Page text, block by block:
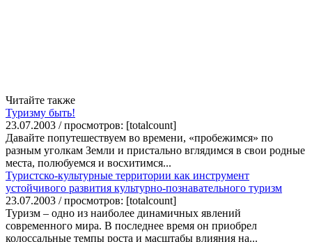
Читайте также
Туризму быть!
23.07.2003 / просмотров: [totalcount]
Давайте попутешествуем во времени, «пробежимся» по
разным уголкам Земли и пристально вглядимся в свои родные
места, полюбуемся и восхитимся...
Туристско-культурные территории как инструмент
устойчивого развития культурно-познавательного туризм
23.07.2003 / просмотров: [totalcount]
Туризм – одно из наиболее динамичных явлений
современного мира. В последнее время он приобрел
колоссальные темпы роста и масштабы влияния на...